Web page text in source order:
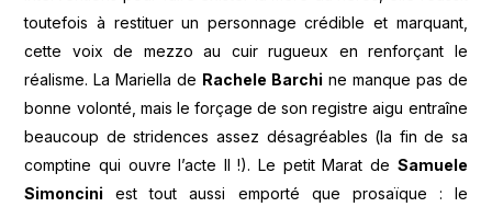
toutefois à restituer un personnage crédible et marquant,
cette voix de mezzo au cuir rugueux en renforçant le
réalisme. La Mariella de Rachele Barchi ne manque pas de
bonne volonté, mais le forçage de son registre aigu entraîne
beaucoup de stridences assez désagréables (la fin de sa
comptine qui ouvre l’acte II !). Le petit Marat de Samuele
Simoncini est tout aussi emporté que prosaïque : le